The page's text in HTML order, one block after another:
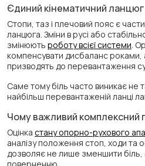
Єдиний кінематичний ланцюг
Стопи, таз і плечовий пояс є
ланцюга. Зміни в русі або
змінюють роботу всієї системи .
компенсувати дисбаланс роками,
призводять до перевантаження
Саме тому біль часто виникає не
найбільш перевантаженій ланці
Чому важливий комплексний
Оцінка стану опорно-рухового
аналізу положення стоп, ходи та
дозволяє не лише зменшити біль,
поверненню.